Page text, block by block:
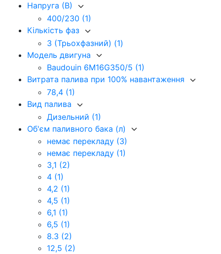
Напруга (В)
400/230 (1)
Кількість фаз
3 (Трьохфазний) (1)
Модель двигуна
Baudouin 6M16G350/5 (1)
Витрата палива при 100% навантаження
78,4 (1)
Вид палива
Дизельний (1)
Об'єм паливного бака (л)
немає перекладу (3)
немає перекладу (1)
3,1 (2)
4 (1)
4,2 (1)
4,5 (1)
6,1 (1)
6,5 (1)
8.3 (2)
12,5 (2)